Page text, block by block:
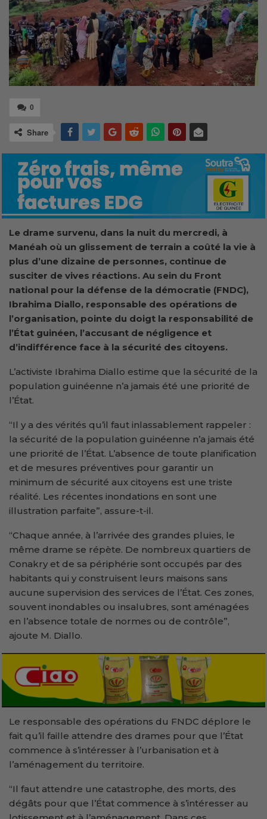
0
Share
Le drame survenu, dans la nuit du mercredi, à
Manéah où un glissement de terrain a coûté la vie à
plus d’une dizaine de personnes, continue de
susciter de vives réactions. Au sein du Front
national pour la défense de la démocratie (FNDC),
Ibrahima Diallo, responsable des opérations de
l’organisation, pointe du doigt la responsabilité de
l’État guinéen, l’accusant de négligence et
d’indifférence face à la sécurité des citoyens.
L’activiste Ibrahima Diallo estime que la sécurité de la
population guinéenne n’a jamais été une priorité de
l’État.
“Il y a des vérités qu’il faut inlassablement rappeler :
la sécurité de la population guinéenne n’a jamais été
une priorité de l’État. L’absence de toute planification
et de mesures préventives pour garantir un
minimum de sécurité aux citoyens est une triste
réalité. Les récentes inondations en sont une
illustration parfaite”, assure-t-il.
“Chaque année, à l’arrivée des grandes pluies, le
même drame se répète. De nombreux quartiers de
Conakry et de sa périphérie sont occupés par des
habitants qui y construisent leurs maisons sans
aucune supervision des services de l’État. Ces zones,
souvent inondables ou insalubres, sont aménagées
en l’absence totale de normes ou de contrôle”,
ajoute M. Diallo.
Le responsable des opérations du FNDC déplore le
fait qu’il faille attendre des drames pour que l’État
commence à s’intéresser à l’urbanisation et à
l’aménagement du territoire.
“Il faut attendre une catastrophe, des morts, des
dégâts pour que l’État commence à s’intéresser au